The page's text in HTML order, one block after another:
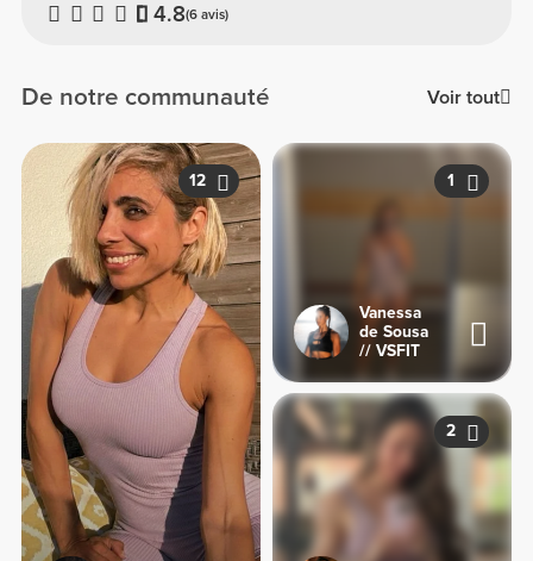
4.8(6 avis)
De notre communauté Voir tout
12 1
Vanessa
de Sousa
// VSFIT
2